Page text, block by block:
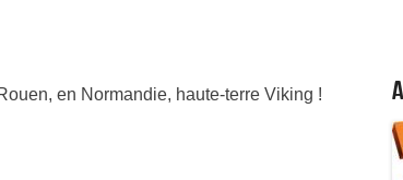
en Normandie, haute-terre Viking !